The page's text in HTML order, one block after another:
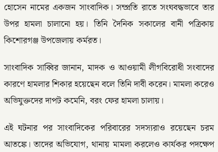
হোসেন নামের একজন সাংবাদিক। সম্প্রতি রাতে সংঘবদ্ধভাবে তার
উপর হামলা চালানো হয়। তিনি দৈনিক সকালের বানী পত্রিকায়
কিশোরগঞ্জ উপজেলায় কর্মরত।
সাংবাদিক সাব্বির জানান, মাদক ও আওয়ামী লীগবিরোধী সংবাদের
কারণে হামলার শিকার হয়েছেন বলে তিনি দাবী করেন। মামলা করেও
অভিযুক্তদের দাপট কমেনি, বরং ফের হামলা চালায়।
এই ঘটনার পর সাংবাদিকের পরিবারের সদস্যরাও রয়েছেন চরম
আতঙ্কে। তাদের অভিযোগ, থানায় মামলা করলেও কার্যকর পদক্ষেপ